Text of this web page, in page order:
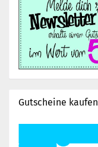
Gutscheine kaufen